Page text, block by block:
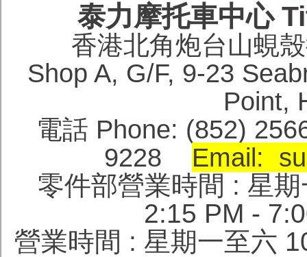
泰力摩托車中心
香港北角炮台山蜆
Shop A, G/F, 9-23
電話 Phone: (852)
9228 Email:
零件部營業時間 : 星
2:15 PM -
營業時間 : 星期一至六